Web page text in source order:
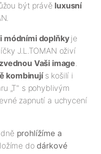
být právě luxusní
módními doplňkyje
J.L.TOMAN oživí
Vaši image.
kombinujís košilí i
„T" s pohyblivým
zapnutí a uchycení
prohlížíme a
do dárkové